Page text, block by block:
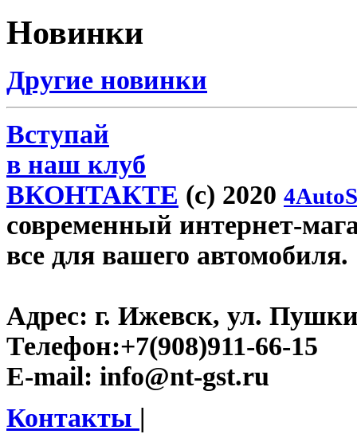
Новинки
Другие новинки
Вступай
в наш клуб
ВКОНТАКТЕ (c) 2020
современный интернет-
все для вашего автомобиля.
Адрес: г. Ижевск, ул.
Телефон:+7(908)911-66-15
E-mail: info@nt-gst.ru
Контакты |